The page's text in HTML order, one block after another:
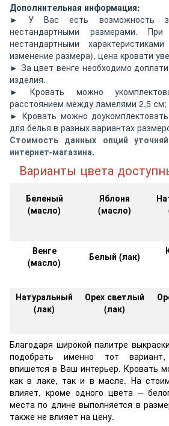
Дополнительная информация:
► У Вас есть возможность
нестандартными размерами.
нестандартными
изменение размера), цена кровати
► За цвет венге необходимо
изделия.
► Кровать можно
расстоянием между ламелями 2,5 см;
► Кровать можно
для белья в разных вариантах
Стоимость данных опций
интернет-магазина.
Варианты цвета
Беленый
(масло)
Яблоня
(масло)
Венге
(масло)
Белый (лак)
Натуральный
(лак)
Орех светлый
(лак)
Благодаря широкой палитре
подобрать именно тот
впишется в Ваш интерьер. Кровать
как в лаке, так и в масле. На
влияет, кроме одного цвета –
места по длине выполняется в
также не влияет на цену.